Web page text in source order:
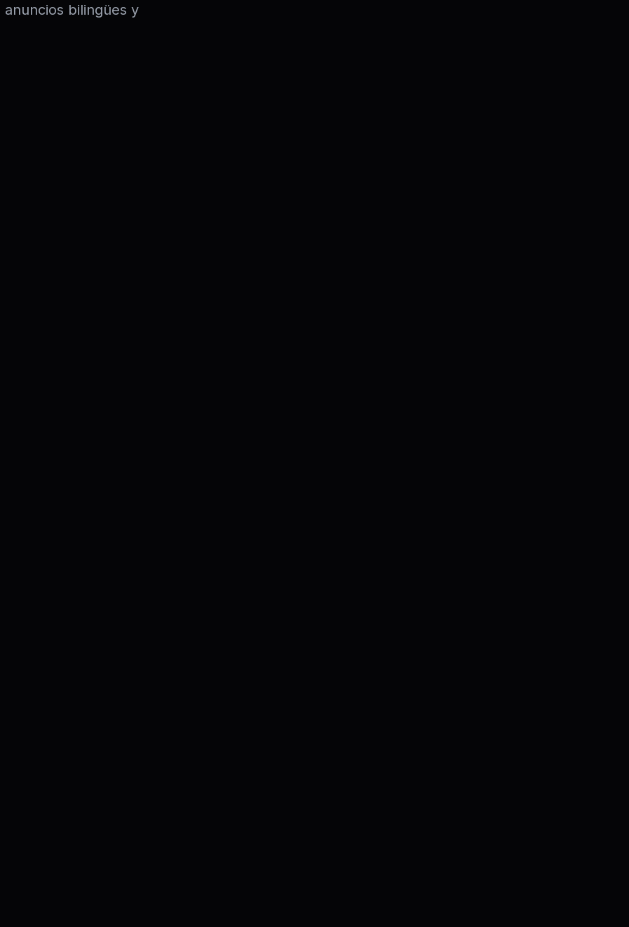
anuncios bilingües y